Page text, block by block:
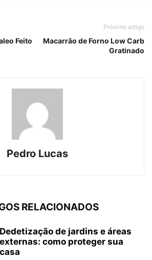
Feito
Próximo artigo
Macarrão de Forno Low Carb
Gratinado
Pedro Lucas
RELACIONADOS
Dedetização de jardins e áreas
externas: como proteger sua
casa